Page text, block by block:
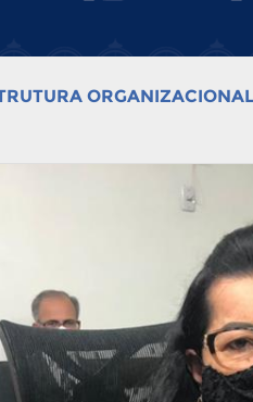
ORGANIZACIONAL